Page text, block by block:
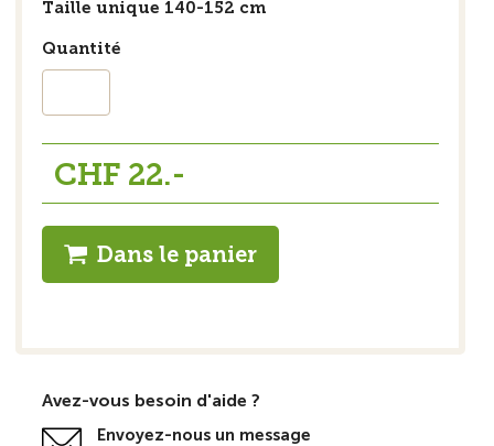
Taille unique 140-152 cm
Quantité
CHF 22.-
Dans le panier
Avez-vous besoin d'aide ?
Envoyez-nous un message